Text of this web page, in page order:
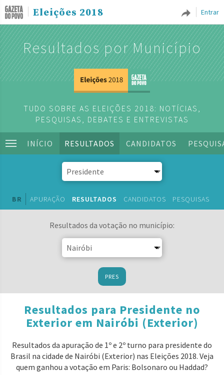
Entrar
Eleições 2018
Resultados por Município
TUDO SOBRE AS ELEIÇÕES 2018: NOTÍCIAS,
PESQUISAS, DEBATES E ENTREVISTAS
INÍCIO RESULTADOS CANDIDATOS
BR APURAÇÃO RESULTADOS CANDIDATOS PESQUISAS
Resultados da votação no município:
PRES
Resultados para Presidente no
Exterior em Nairóbi (Exterior)
Resultados da apuração de 1º e 2º turno para presidente do
Brasil na cidade de Nairóbi (Exterior) nas Eleições 2018. Veja
quem ganhou a votação em Paris: Bolsonaro ou Haddad?